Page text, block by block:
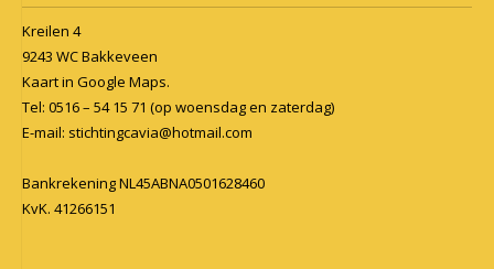
Kreilen 4
9243 WC Bakkeveen
Kaart in Google Maps.
Tel: 0516 – 54 15 71 (op woensdag en zaterdag)
E-mail: stichtingcavia@hotmail.com
Bankrekening NL45ABNA0501628460
KvK. 41266151